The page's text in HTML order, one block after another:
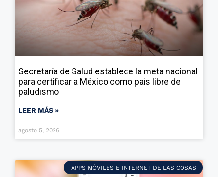
Secretaría de Salud establece la meta nacional
para certificar a México como país libre de
paludismo
LEER MÁS »
agosto 5, 2026
APPS MÓVILES E INTERNET DE LAS COSAS